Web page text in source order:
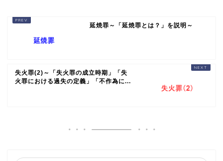
延焼罪～「延焼罪とは？」を説明～
失火罪(2)～「失火罪の成立時期」「失
火罪における過失の定義」「不作為に...